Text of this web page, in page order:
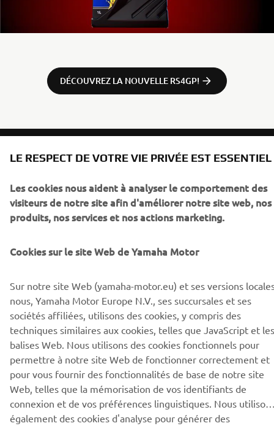
DÉCOUVREZ LA NOUVELLE RS4GP!
CORPORATE
PROS & B2B
NEWSLETTER
Découvrez en exclusivité les dernières offres, les événements
spéciaux, les nouveautés et bien plus encore
S'ABONNER
LE RESPECT DE VOTRE VIE PRIVÉE EST ESSENTIEL
Les cookies nous aident à analyser le comportement des
visiteurs de notre site afin d'améliorer notre site web, nos
produits, nos services et nos actions marketing.
Cookies sur le site Web de Yamaha Motor
Sur notre site Web (yamaha-motor.eu) et ses versions
nous, Yamaha Motor Europe N.V., ses succursales et ses
sociétés affiliées, utilisons des cookies, y compris des
techniques similaires aux cookies, telles que JavaScript et les
balises Web. Nous utilisons des cookies fonctionnels pour
permettre à notre site Web de fonctionner correctement et
pour vous fournir des fonctionnalités de base de notre site
Web, telles que la mémorisation de vos identifiants de
connexion et de vos préférences linguistiques. Nous
également des cookies d'analyse pour générer des